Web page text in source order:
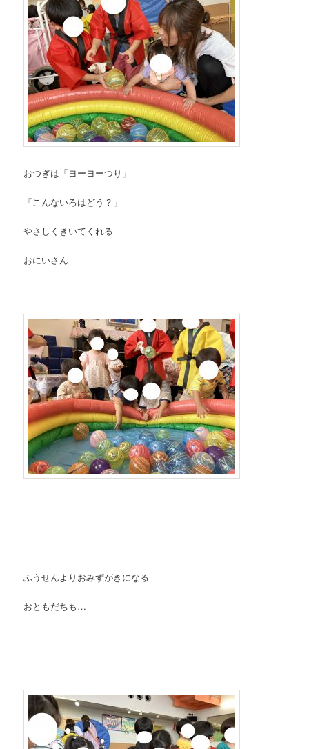
おつぎは「ヨーヨーつり」
「こんないろはどう？」
やさしくきいてくれる
おにいさん
ふうせんよりおみずがきになる
おともだちも…